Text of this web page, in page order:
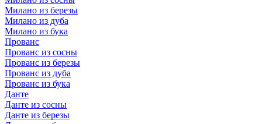
Милано из березы
Милано из дуба
Милано из бука
Прованс
Прованс из сосны
Прованс из березы
Прованс из дуба
Прованс из бука
Данте
Данте из сосны
Данте из березы